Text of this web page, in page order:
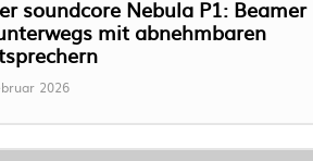
soundcore Nebula P1: Beamer
mit abnehmbaren
2026